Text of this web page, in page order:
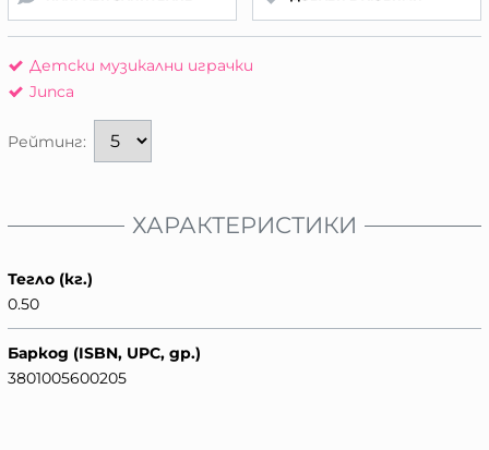
Детски музикални играчки
Junca
Рейтинг:
ХАРАКТЕРИСТИКИ
Тегло (кг.)
0.50
Баркод (ISBN, UPC, др.)
3801005600205